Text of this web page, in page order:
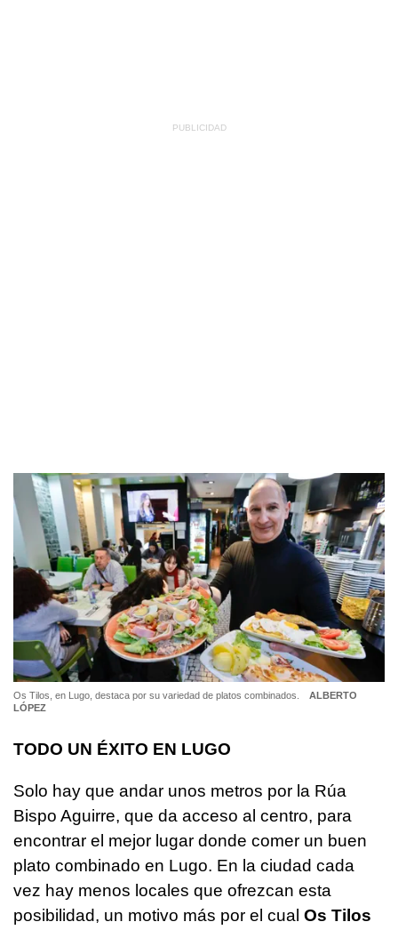
Os Tilos, en Lugo, destaca por su variedad de platos combinados.
ALBERTO
LÓPEZ
TODO UN ÉXITO EN LUGO
Solo hay que andar unos metros por la Rúa
Bispo Aguirre, que da acceso al centro, para
encontrar el mejor lugar donde comer un buen
plato combinado en Lugo. En la ciudad cada
vez hay menos locales que ofrezcan esta
posibilidad, un motivo más por el cual Os Tilos